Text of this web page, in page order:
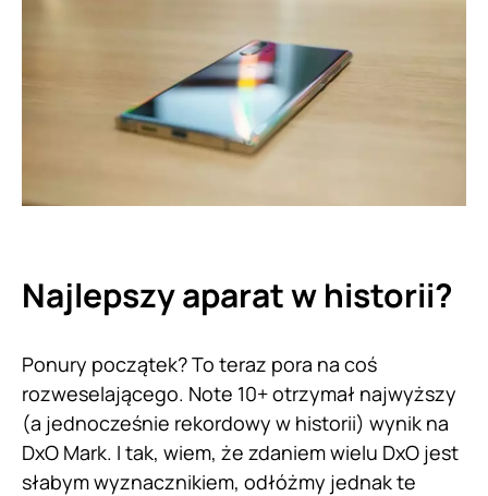
Najlepszy aparat w historii?
Ponury początek? To teraz pora na coś
rozweselającego. Note 10+ otrzymał najwyższy
(a jednocześnie rekordowy w historii) wynik na
DxO Mark. I tak, wiem, że zdaniem wielu DxO jest
słabym wyznacznikiem, odłóżmy jednak te